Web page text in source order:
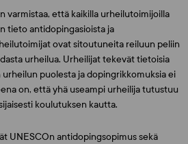
varmistaa, että kaikilla urheilutoimijoilla
tieto antidopingasioista ja
ovat sitoutuneita reiluun peliin
urheilua. Urheilijat tekevät tietoisia
puolesta ja dopingrikkomuksia ei
on, että yhä useampi urheilija tutustuu
koulutuksen kautta.
UNESCOn antidopingsopimus sekä